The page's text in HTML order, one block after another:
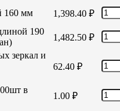
160 мм 1,398.40 ₽
190
1,482.50 ₽
зеркал и
62.40 ₽
в
1.00 ₽